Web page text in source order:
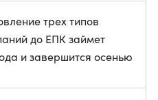
трех типов
до ЕПК займет
и завершится осенью